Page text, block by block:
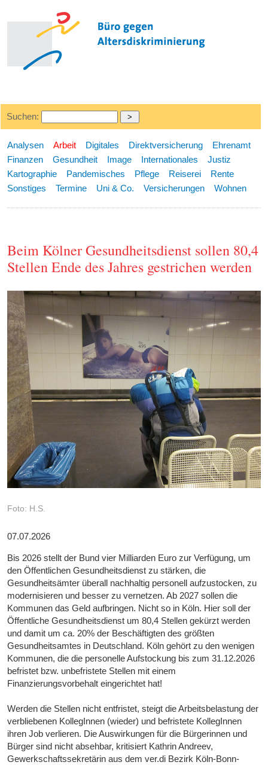
Suchen:
Analysen Arbeit Digitales Direktversicherung
Ehrenamt
Finanzen
Gesundheit Image Internationales
Justiz
Kartographie
Pandemisches Pflege Reiserei
Rente
Sonstiges
Termine Uni & Co. Versicherungen Wohnen
Beim Kölner Gesundheitsdienst sollen 80,4
Stellen Ende des Jahres gestrichen werden
Foto: H.S.
07.07.2026
Bis 2026 stellt der Bund vier Milliarden Euro zur Verfügung, um
den Öffentlichen Gesundheitsdienst zu stärken, die
Gesundheitsämter überall nachhaltig personell aufzustocken, zu
modernisieren und besser zu vernetzen. Ab 2027 sollen die
Kommunen das Geld aufbringen. Nicht so in Köln. Hier soll der
Öffentliche Gesundheitsdienst um 80,4 Stellen gekürzt werden
und damit um ca. 20% der Beschäftigten des größten
Gesundheitsamtes in Deutschland. Köln gehört zu den wenigen
Kommunen, die die personelle Aufstockung bis zum 31.12.2026
befristet bzw. unbefristete Stellen mit einem
Finanzierungsvorbehalt eingerichtet hat!
Werden die Stellen nicht entfristet, steigt die Arbeitsbelastung der
verbliebenen KollegInnen (wieder) und befristete KollegInnen
ihren Job verlieren. Die Auswirkungen für die Bürgerinnen und
Bürger sind nicht absehbar, kritisiert Kathrin Andreev,
Gewerkschaftssekretärin aus dem ver.di Bezirk Köln-Bonn-